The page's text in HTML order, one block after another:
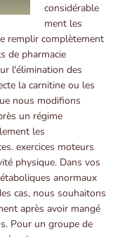
considérable
ment les
remplir complètement
de pharmacie
l'élimination des
la carnitine ou les
nous modifions
un régime
les
exercices moteurs
physique. Dans vos
anormaux
cas, nous souhaitons
après avoir mangé
Pour un groupe de